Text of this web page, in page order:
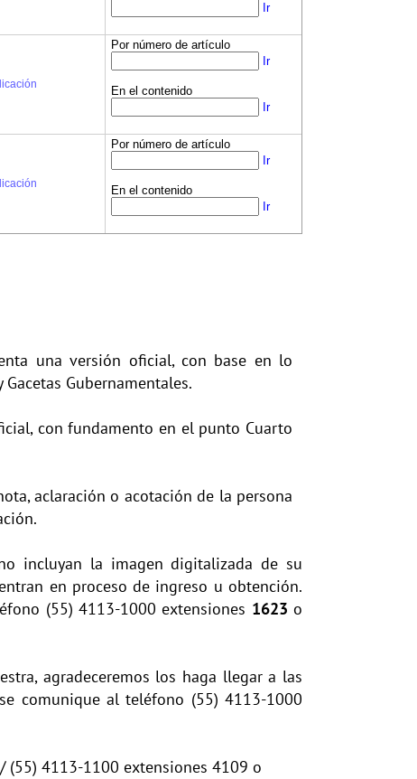
Ir
Por número de artículo
Ir
En el contenido
Ir
Por número de artículo
Ir
En el contenido
Ir
una versión oficial, con base en lo
Gubernamentales.
con fundamento en el punto Cuarto
aclaración o acotación de la persona
incluyan la imagen digitalizada de su
en proceso de ingreso u obtención.
(55) 4113-1000 extensiones 1623 o
agradeceremos los haga llegar a las
comunique al teléfono (55) 4113-1000
(55) 4113-1100 extensiones 4109 o